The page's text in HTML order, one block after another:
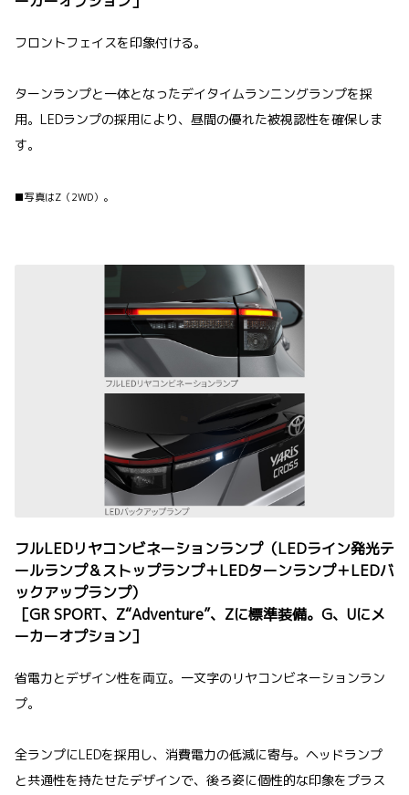
フロントフェイスを印象付ける。
ターンランプと一体となったデイタイムランニングランプを採
用。LEDランプの採用により、昼間の優れた被視認性を確保しま
す。
■写真はZ（2WD）。
フルLEDリヤコンビネーションランプ（LEDライン発光テ
ールランプ＆ストップランプ＋LEDターンランプ＋LEDバ
ックアップランプ）
［GR SPORT、Z“Adventure”、Zに標準装備。G、Uにメ
ーカーオプション］
省電力とデザイン性を両立。一文字のリヤコンビネーションラン
プ。
全ランプにLEDを採用し、消費電力の低減に寄与。ヘッドランプ
と共通性を持たせたデザインで、後ろ姿に個性的な印象をプラス